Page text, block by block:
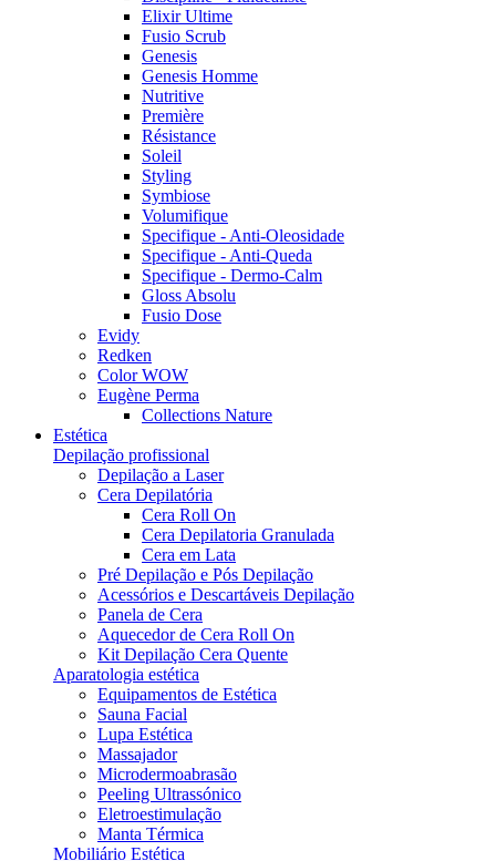
Elixir Ultime
Fusio Scrub
Genesis
Genesis Homme
Nutritive
Première
Résistance
Soleil
Styling
Symbiose
Volumifique
Specifique - Anti-Oleosidade
Specifique - Anti-Queda
Specifique - Dermo-Calm
Gloss Absolu
Fusio Dose
Evidy
Redken
Color WOW
Eugène Perma
Collections Nature
Estética
Depilação profissional
Depilação a Laser
Cera Depilatória
Cera Roll On
Cera Depilatoria Granulada
Cera em Lata
Pré Depilação e Pós Depilação
Acessórios e Descartáveis Depilação
Panela de Cera
Aquecedor de Cera Roll On
Kit Depilação Cera Quente
Aparatologia estética
Equipamentos de Estética
Sauna Facial
Lupa Estética
Massajador
Microdermoabrasão
Peeling Ultrassónico
Eletroestimulação
Manta Térmica
Mobiliário Estética